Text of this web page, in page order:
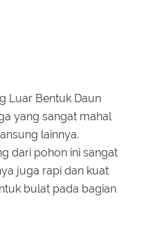
Luar Bentuk Daun
yang sangat mahal
lainnya.
dari pohon ini sangat
juga rapi dan kuat
bulat pada bagian